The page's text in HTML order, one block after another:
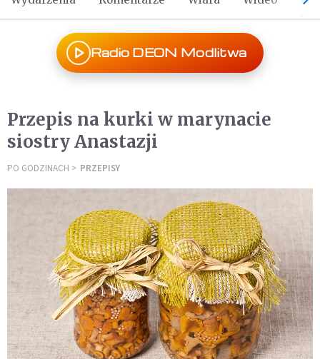
Radio DEON Modlitwa
Przepis na kurki w marynacie
siostry Anastazji
PO GODZINACH PRZEPISY